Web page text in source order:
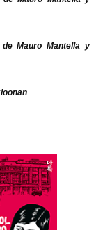
Mauro Mantella y